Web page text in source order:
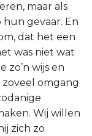
maar als
gevaar. En
dat het een
was niet wat
zo’n wijs en
zoveel omgang
Wij willen
zich zo